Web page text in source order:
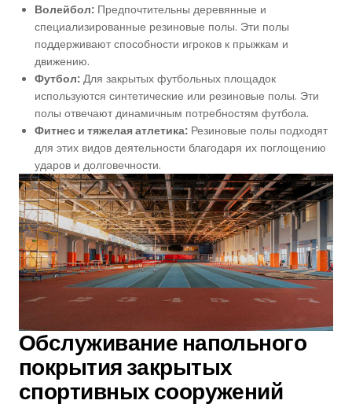
Волейбол: Предпочтительны деревянные и
специализированные резиновые полы. Эти полы
поддерживают способности игроков к прыжкам и
движению.
Футбол: Для закрытых футбольных площадок
используются синтетические или резиновые полы. Эти
полы отвечают динамичным потребностям футбола.
Фитнес и тяжелая атлетика: Резиновые полы подходят
для этих видов деятельности благодаря их поглощению
ударов и долговечности.
Обслуживание напольного
покрытия закрытых
спортивных сооружений